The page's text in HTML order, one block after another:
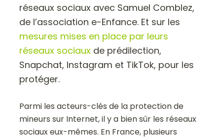
réseaux sociaux avec Samuel Comblez,
de l’association e-Enfance. Et sur les
mesures mises en place par leurs
réseaux sociaux de prédilection,
Snapchat, Instagram et TikTok, pour les
protéger.
Parmi les acteurs-clés de la protection de
mineurs sur Internet, il y a bien sûr les réseaux
sociaux eux-mêmes. En France, plusieurs